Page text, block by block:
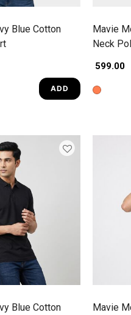
Blue Cotton
ADD
Mavie
Neck
₹ 599.00
Blue Cotton
Mavie